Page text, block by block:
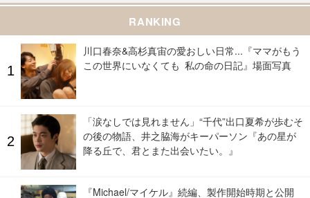
RANKING
川口春奈&高杉真宙の愛おしい日常...『ママがもう
この世界にいなくても 私の命の日記』場面写真
「涙なしでは見れません」“千代”出口夏希が歩むそ
の後の物語、井之脇海がキーパーソン『あの星が
降る丘で、君とまた出会いたい。』
『Michael/マイケル』続編、製作開始時期と公開